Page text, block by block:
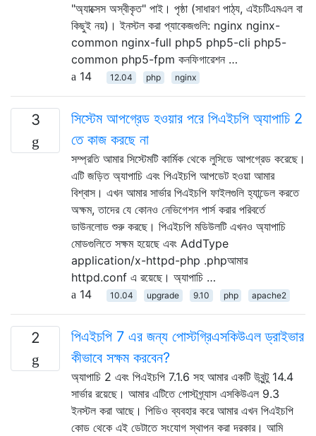
"অ্যাক্সেস অস্বীকৃত" পাই। পৃষ্ঠা (সাধারণ পাঠ্য, এইচটিএমএল বা
কিছুই নয়)। ইনস্টল করা প্যাকেজগুলি: nginx nginx-
common nginx-full php5 php5-cli php5-
common php5-fpm কনফিগারেশন …
14
12.04 php nginx
3
সিস্টেম আপগ্রেড হওয়ার পরে পিএইচপি অ্যাপাচি 2
তে কাজ করছে না
সম্প্রতি আমার সিস্টেমটি কার্মিক থেকে লুসিডে আপগ্রেড করেছে।
এটি জড়িত অ্যাপাচি এবং পিএইচপি আপডেট হওয়া আমার
বিশ্বাস। এখন আমার সার্ভার পিএইচপি ফাইলগুলি হ্যান্ডেল করতে
অক্ষম, তাদের যে কোনও নেভিগেশন পার্স করার পরিবর্তে
ডাউনলোড শুরু করছে। পিএইচপি মডিউলটি এখনও অ্যাপাচি
মোডগুলিতে সক্ষম হয়েছে এবং AddType
application/x-httpd-php .phpআমার
httpd.conf এ রয়েছে। অ্যাপাচি …
14
10.04 upgrade 9.10 php apache2
2
পিএইচপি 7 এর জন্য পোস্টগ্রিএসকিউএল ড্রাইভার
কীভাবে সক্ষম করবেন?
অ্যাপাচি 2 এবং পিএইচপি 7.1.6 সহ আমার একটি উবুন্টু 14.4
সার্ভার রয়েছে। আমার এটিতে পোস্টগ্র্যাস এসকিউএল 9.3
ইনস্টল করা আছে। পিডিও ব্যবহার করে আমার এখন পিএইচপি
কোড থেকে এই ডেটাতে সংযোগ স্থাপন করা দরকার। আমি